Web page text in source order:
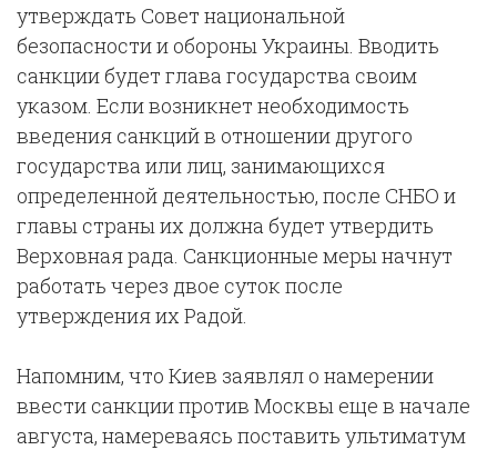
утверждать Совет национальной
безопасности и обороны Украины. Вводить
санкции будет глава государства своим
указом. Если возникнет необходимость
введения санкций в отношении другого
государства или лиц, занимающихся
определенной деятельностью, после СНБО и
главы страны их должна будет утвердить
Верховная рада. Санкционные меры начнут
работать через двое суток после
утверждения их Радой.
Напомним, что Киев заявлял о намерении
ввести санкции против Москвы еще в начале
августа, намереваясь поставить ультиматум